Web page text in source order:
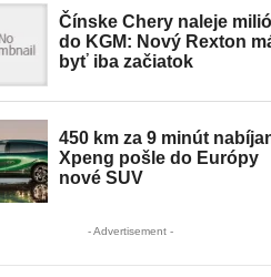
- Advertisement -